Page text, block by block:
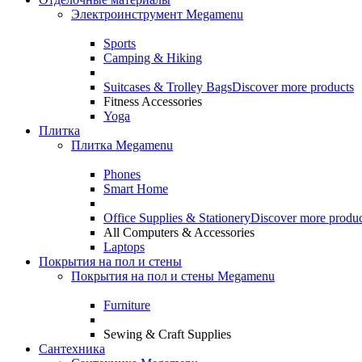
Электроинструмент Megamenu
Sports
Camping & Hiking
Suitcases & Trolley BagsDiscover more products
Fitness Accessories
Yoga
Плитка
Плитка Megamenu
Phones
Smart Home
Office Supplies & StationeryDiscover more
All Computers & Accessories
Laptops
Покрытия на пол и стены
Покрытия на пол и стены Megamenu
Furniture
Sewing & Craft Supplies
Сантехника